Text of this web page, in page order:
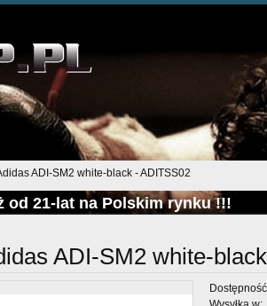
ADI-SM2 white-black - ADITSS02
od 21-lat na Polskim rynku !!!
ADI-SM2 white-